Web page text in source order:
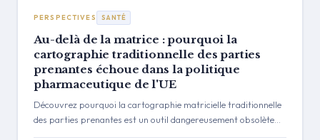
PERSPECTIVES SANTÉ
Au-delà de la matrice : pourquoi la
cartographie traditionnelle des parties
prenantes échoue dans la politique
pharmaceutique de l'UE
Découvrez pourquoi la cartographie matricielle traditionnelle
des parties prenantes est un outil dangereusement obsolète